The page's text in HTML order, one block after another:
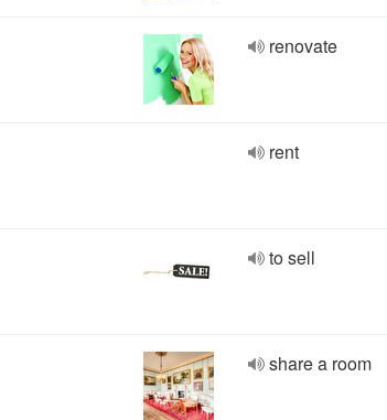
renovate
rent
to sell
share a room